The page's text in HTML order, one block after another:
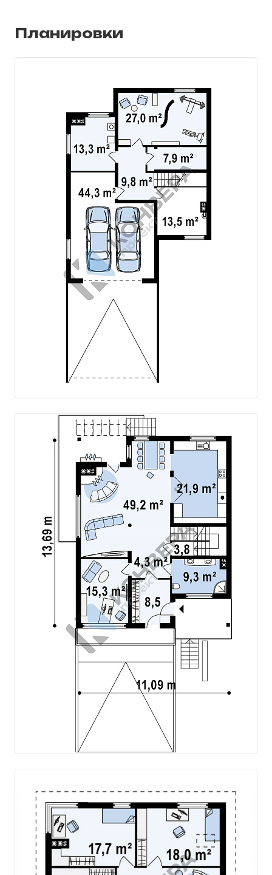
позволила добиться того, что пребывая на
втором этаже, вы не будете ощущать наклон
кровли.
жилье простор и удобство. К тому же этот
дом универсален – он будет великолепно
смотреться как в урбанистическом, так и в
загородном ландшафте.
Планировки